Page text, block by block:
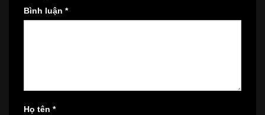
Bình luận *
Họ tên *